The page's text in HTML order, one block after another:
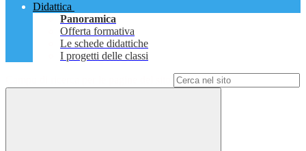
Didattica
Panoramica
Offerta formativa
Le schede didattiche
I progetti delle classi